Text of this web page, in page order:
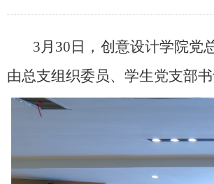
3月30日，创意设计学院党
由总支组织委员、学生党支部